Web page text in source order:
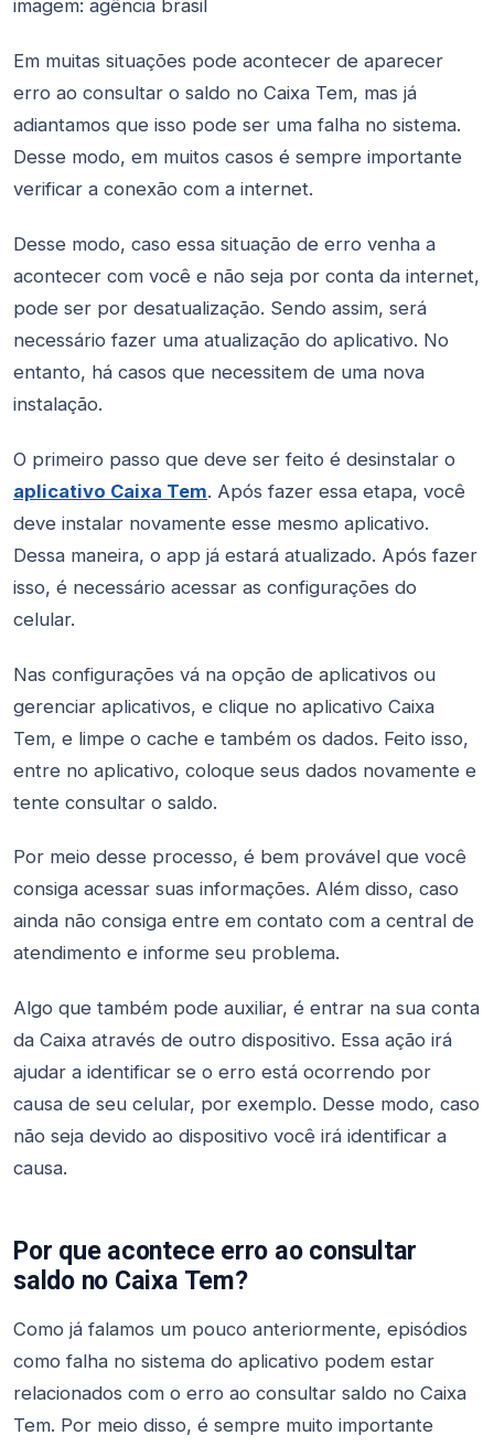
imagem: agência brasil
Em muitas situações pode acontecer de aparecer
erro ao consultar o saldo no Caixa Tem, mas já
adiantamos que isso pode ser uma falha no sistema.
Desse modo, em muitos casos é sempre importante
verificar a conexão com a internet.
Desse modo, caso essa situação de erro venha a
acontecer com você e não seja por conta da internet,
pode ser por desatualização. Sendo assim, será
necessário fazer uma atualização do aplicativo. No
entanto, há casos que necessitem de uma nova
instalação.
O primeiro passo que deve ser feito é desinstalar o
aplicativo Caixa Tem. Após fazer essa etapa, você
deve instalar novamente esse mesmo aplicativo.
Dessa maneira, o app já estará atualizado. Após fazer
isso, é necessário acessar as configurações do
celular.
Nas configurações vá na opção de aplicativos ou
gerenciar aplicativos, e clique no aplicativo Caixa
Tem, e limpe o cache e também os dados. Feito isso,
entre no aplicativo, coloque seus dados novamente e
tente consultar o saldo.
Por meio desse processo, é bem provável que você
consiga acessar suas informações. Além disso, caso
ainda não consiga entre em contato com a central de
atendimento e informe seu problema.
Algo que também pode auxiliar, é entrar na sua conta
da Caixa através de outro dispositivo. Essa ação irá
ajudar a identificar se o erro está ocorrendo por
causa de seu celular, por exemplo. Desse modo, caso
não seja devido ao dispositivo você irá identificar a
causa.
Por que acontece erro ao consultar
saldo no Caixa Tem?
Como já falamos um pouco anteriormente, episódios
como falha no sistema do aplicativo podem estar
relacionados com o erro ao consultar saldo no Caixa
Tem. Por meio disso, é sempre muito importante